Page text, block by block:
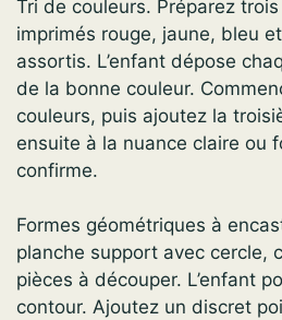
Tri de couleurs. Préparez
imprimés rouge, jaune, bleu
assortis. L’enfant dépose
de la bonne couleur.
couleurs, puis ajoutez la
ensuite à la nuance claire ou
confirme.
Formes géométriques à
planche support avec cercle,
pièces à découper. L’enfant
contour. Ajoutez un discret